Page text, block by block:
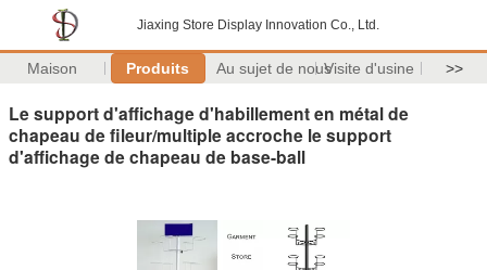
Jiaxing Store Display Innovation Co., Ltd.
Maison Produits Au sujet de nousVisite d'usine >>
Le support d'affichage d'habillement en métal de
chapeau de fileur/multiple accroche le support
d'affichage de chapeau de base-ball